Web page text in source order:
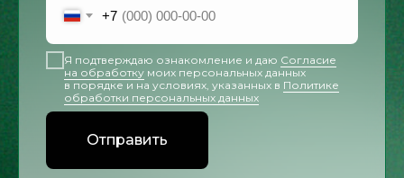
+7
Я подтверждаю ознакомление и даю Согласие
на обработку моих персональных данных
в порядке и на условиях, указанных в Политике
обработки персональных данных
Отправить